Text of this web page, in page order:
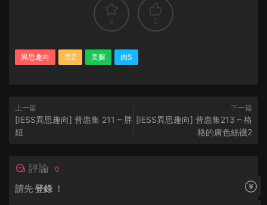
0 0
異思趣向 美Z 美腿 肉S
上一篇
[IESS異思趣向] 普惠集 211 – 胖
妞
下一篇
[IESS異思趣向] 普惠集213 – 格
格的膚色絲襪2
評論 0
請先登錄 ！